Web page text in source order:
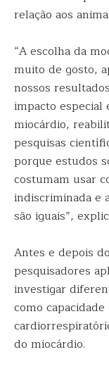
relação aos
“A escolha da
muito de gosto,
nossos
impacto especial
miocárdio,
pesquisas
porque estudos
costumam usar
indiscriminada e
são iguais”,
Antes e depois
pesquisadores
investigar
como
do miocárdio.